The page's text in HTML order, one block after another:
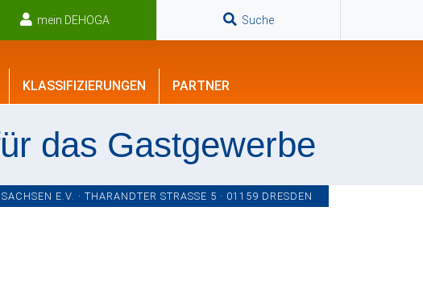
mein DEHOGA Suche
KLASSIFIZIERUNGEN PARTNER
das Gastgewerbe
E.V. · THARANDTER STRASSE 5 · 01159 DRESDEN